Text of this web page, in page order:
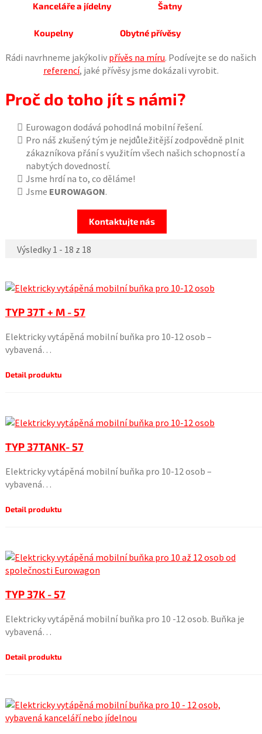
Kanceláře a jídelny Šatny
Koupelny Obytné přívěsy
Rádi navrhneme jakýkoliv přívěs na míru. Podívejte se do našich
referencí, jaké přívěsy jsme dokázali vyrobit.
Proč do toho jít s námi?
Eurowagon dodává pohodlná mobilní řešení.
Pro náš zkušený tým je nejdůležitější zodpovědně plnit
zákazníkova přání s využitím všech našich schopností a
nabytých dovedností.
Jsme hrdí na to, co děláme!
Jsme EUROWAGON.
Kontaktujte nás
Výsledky 1 - 18 z 18
TYP 37T + M - 57
Elektricky vytápěná mobilní buňka pro 10-12 osob –
vybavená…
Detail produktu
TYP 37TANK- 57
Elektricky vytápěná mobilní buňka pro 10-12 osob –
vybavená…
Detail produktu
TYP 37K - 57
Elektricky vytápěná mobilní buňka pro 10 -12 osob. Buňka je
vybavená…
Detail produktu